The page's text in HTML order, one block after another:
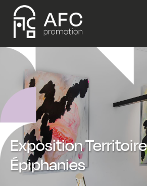
Exposition
Épiphanies